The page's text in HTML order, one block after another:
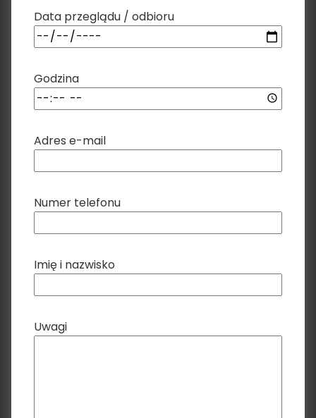
Data przeglądu / odbioru
Godzina
Adres e-mail
Numer telefonu
Imię i nazwisko
Uwagi